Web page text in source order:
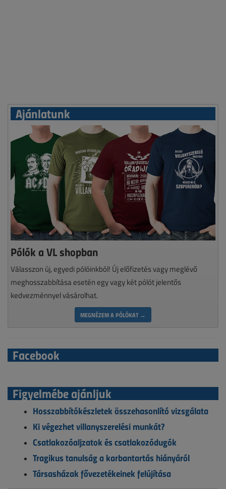
Ajánlatunk
Pólók a VL shopban
Válasszon új, egyedi pólóinkból! Új előfizetés vagy meglévő
meghosszabbítása esetén egy vagy két pólót jelentős
kedvezménnyel vásárolhat.
MEGNÉZEM A PÓLÓKAT →
Facebook
Figyelmébe ajánljuk
Hosszabbítókészletek összehasonlító vizsgálata
Ki végezhet villanyszerelési munkát?
Csatlakozóaljzatok és csatlakozódugók
Tragikus tanulság a karbantartás hiányáról
Társasházak fővezetékeinek felújítása